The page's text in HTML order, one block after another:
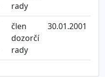
rady
člen
dozorčí
rady
30.01.2001